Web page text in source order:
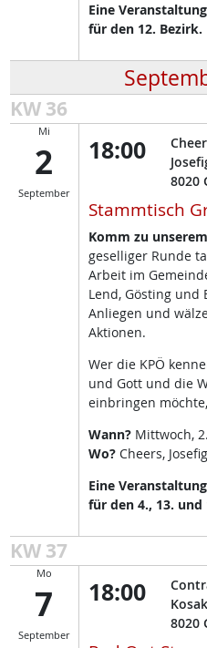
Eine
für den 12. Bezirk.
KW 36
Mi
2
September
18:00
8020
Stammtisch
Komm zu
geselliger Runde
Arbeit im
Lend, Gösting und
Anliegen und
Aktionen.
Wer die KPÖ
und Gott und die
einbringen
Wann?Mittwoch,
Wo?Cheers,
Eine
für den 4., 13. und
KW 37
Mo
7
September
18:00
8020